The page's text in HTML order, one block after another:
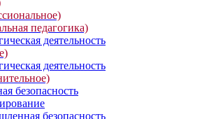
педагогика)
деятельность
деятельность
безопасность
безопасность